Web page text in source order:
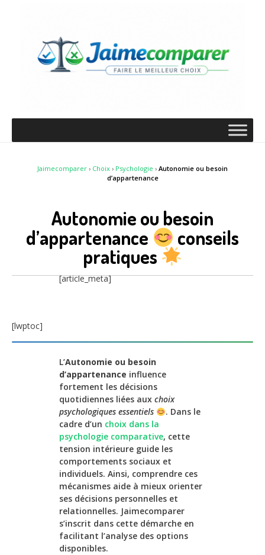
Jaimecomparer › Choix › Psychologie › Autonomie ou besoin
d’appartenance
Autonomie ou besoin
d’appartenance
conseils
pratiques
[article_meta]
[lwptoc]
L’Autonomie ou besoin
d’appartenance influence
fortement les décisions
quotidiennes liées aux choix
psychologiques essentiels
. Dans le
cadre d’un choix dans la
psychologie comparative, cette
tension intérieure guide les
comportements sociaux et
individuels. Ainsi, comprendre ces
mécanismes aide à mieux orienter
ses décisions personnelles et
relationnelles. Jaimecomparer
s’inscrit dans cette démarche en
facilitant l’analyse des options
disponibles.